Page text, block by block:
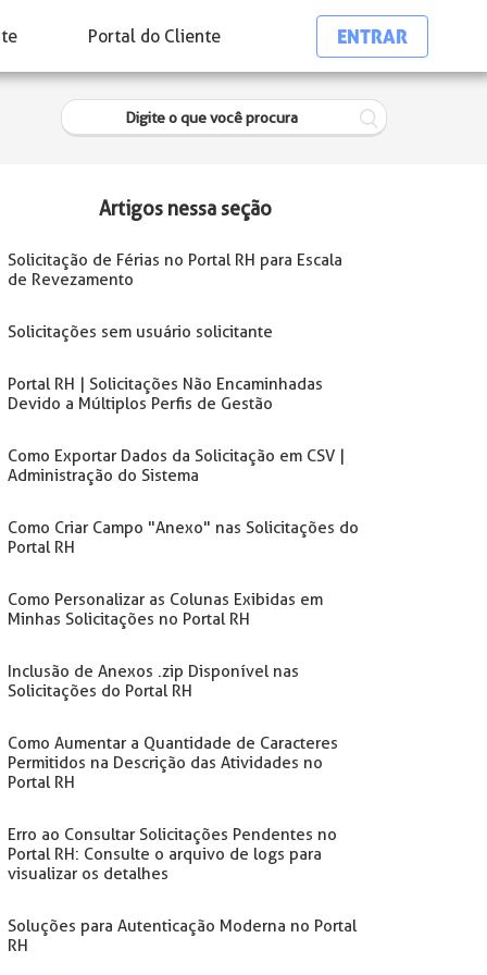
Portal do Cliente ENTRAR
Artigos nessa seção
Solicitação de Férias no Portal RH para Escala
de Revezamento
Solicitações sem usuário solicitante
Portal RH | Solicitações Não Encaminhadas
Devido a Múltiplos Perfis de Gestão
Como Exportar Dados da Solicitação em CSV |
Administração do Sistema
Como Criar Campo "Anexo" nas Solicitações do
Portal RH
Como Personalizar as Colunas Exibidas em
Minhas Solicitações no Portal RH
Inclusão de Anexos .zip Disponível nas
Solicitações do Portal RH
Como Aumentar a Quantidade de Caracteres
Permitidos na Descrição das Atividades no
Portal RH
Erro ao Consultar Solicitações Pendentes no
Portal RH: Consulte o arquivo de logs para
visualizar os detalhes
Soluções para Autenticação Moderna no Portal
RH